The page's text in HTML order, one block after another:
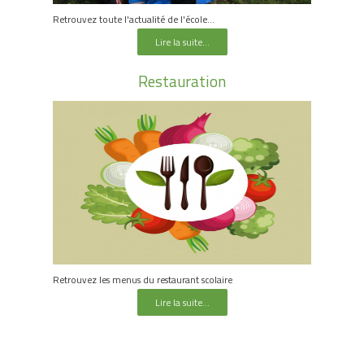
Retrouvez toute l'actualité de l'école...
Lire la suite...
Restauration
Retrouvez les menus du restaurant scolaire
Lire la suite...